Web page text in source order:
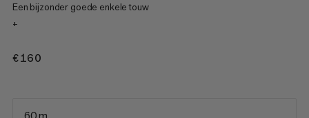
Een bijzonder goede enkele touw
+
€160